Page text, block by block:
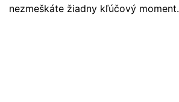
nezmeškáte žiadny kľúčový moment.